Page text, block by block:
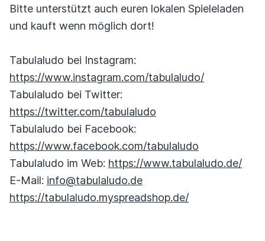
Bitte unterstützt auch euren lokalen Spieleladen
und kauft wenn möglich dort!
Tabulaludo bei Instagram:
https://www.instagram.com/tabulaludo/
Tabulaludo bei Twitter:
https://twitter.com/tabulaludo
Tabulaludo bei Facebook:
https://www.facebook.com/tabulaludo
Tabulaludo im Web: https://www.tabulaludo.de/
E-Mail: info@tabulaludo.de
https://tabulaludo.myspreadshop.de/